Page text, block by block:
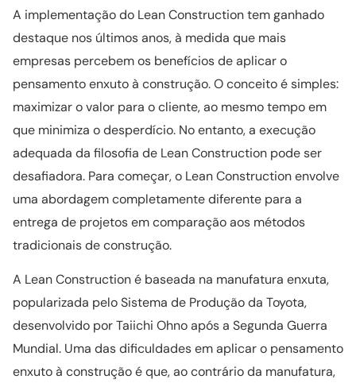
A implementação do Lean Construction tem ganhado
destaque nos últimos anos, à medida que mais
empresas percebem os benefícios de aplicar o
pensamento enxuto à construção. O conceito é simples:
maximizar o valor para o cliente, ao mesmo tempo em
que minimiza o desperdício. No entanto, a execução
adequada da filosofia de Lean Construction pode ser
desafiadora. Para começar, o Lean Construction envolve
uma abordagem completamente diferente para a
entrega de projetos em comparação aos métodos
tradicionais de construção.
A Lean Construction é baseada na manufatura enxuta,
popularizada pelo Sistema de Produção da Toyota,
desenvolvido por Taiichi Ohno após a Segunda Guerra
Mundial. Uma das dificuldades em aplicar o pensamento
enxuto à construção é que, ao contrário da manufatura,